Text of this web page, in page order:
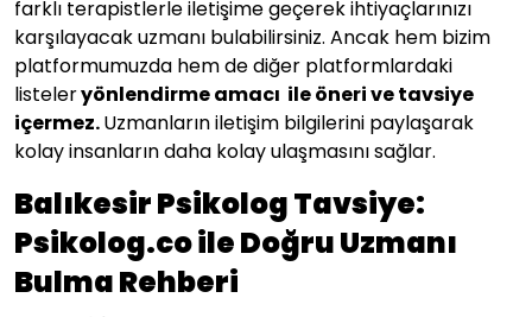
farklı terapistlerle iletişime geçerek ihtiyaçlarınızı
karşılayacak uzmanı bulabilirsiniz. Ancak hem bizim
platformumuzda hem de diğer platformlardaki
listeleryönlendirme amacı ile öneri ve tavsiye
içermez. Uzmanların iletişim bilgilerini paylaşarak
kolay insanların daha kolay ulaşmasını sağlar.
Balıkesir Psikolog Tavsiye:
Psikolog.co ile Doğru Uzmanı
Bulma Rehberi